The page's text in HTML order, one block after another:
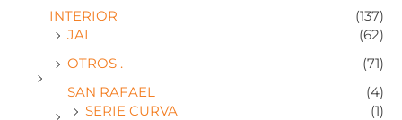
INTERIOR
(137)
JAL
(62)
OTROS .
(71)
SAN RAFAEL
(4)
SERIE CURVA
(1)